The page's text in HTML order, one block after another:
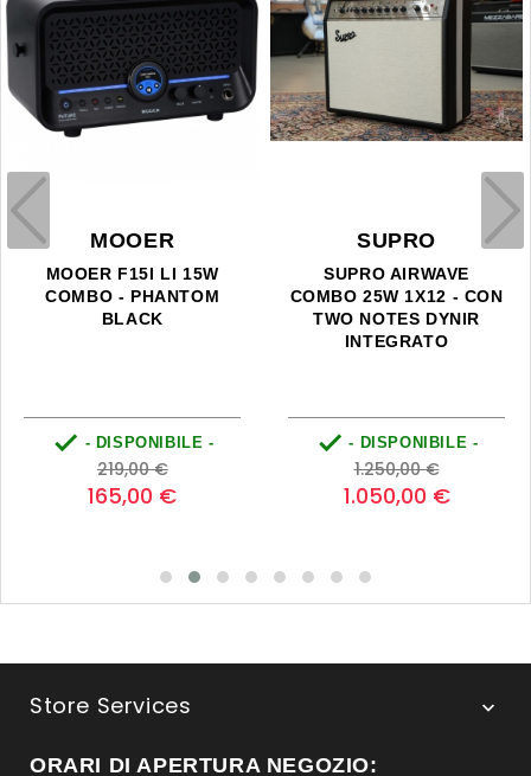
MOOER
MOOER F15I LI 15W
COMBO - PHANTOM
BLACK
 - DISPONIBILE -
Prezzo
base
219,00 €Prezzo
165,00 €
SUPRO
SUPRO AIRWAVE
COMBO 25W 1X12 - CON
TWO NOTES DYNIR
INTEGRATO
 - DISPONIBILE -
Prezzo
base
1.250,00 €Prezzo
1.050,00 €
Store Services 
ORARI DI APERTURA NEGOZIO: